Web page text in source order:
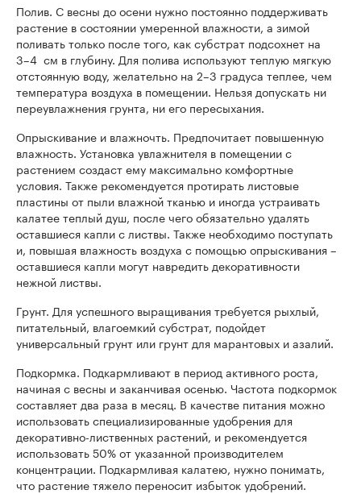
Полив. С весны до осени нужно постоянно поддерживать
растение в состоянии умеренной влажности, а зимой
поливать только после того, как субстрат подсохнет на
3–4 см в глубину. Для полива используют теплую мягкую
отстоянную воду, желательно на 2–3 градуса теплее, чем
температура воздуха в помещении. Нельзя допускать ни
переувлажнения грунта, ни его пересыхания.
Опрыскивание и влажночть. Предпочитает повышенную
влажность. Установка увлажнителя в помещении с
растением создаст ему максимально комфортные
условия. Также рекомендуется протирать листовые
пластины от пыли влажной тканью и иногда устраивать
калатее теплый душ, после чего обязательно удалять
оставшиеся капли с листвы. Также необходимо поступать
и, повышая влажность воздуха с помощью опрыскивания –
оставшиеся капли могут навредить декоративности
нежной листвы.
Грунт. Для успешного выращивания требуется рыхлый,
питательный, влагоемкий субстрат, подойдет
универсальный грунт или грунт для марантовых и азалий.
Подкормка. Подкармливают в период активного роста,
начиная с весны и заканчивая осенью. Частота подкормок
составляет два раза в месяц. В качестве питания можно
использовать специализированные удобрения для
декоративно-лиственных растений, и рекомендуется
использовать 50% от указанной производителем
концентрации. Подкармливая калатею, нужно понимать,
что растение тяжело переносит избыток удобрений.